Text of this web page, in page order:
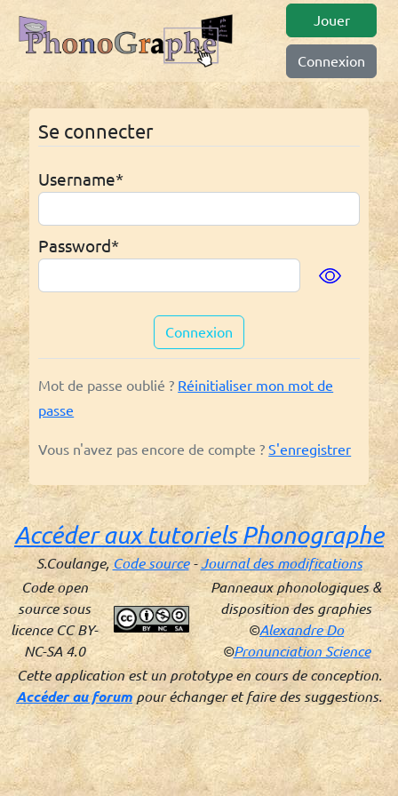
Jouer
Connexion
Se connecter
Username*
Password*
Connexion
Mot de passe oublié ? Réinitialiser mon mot de
passe
Vous n'avez pas encore de compte ?S'enregistrer
Accéder aux tutoriels Phonographe
S.Coulange, Code source-Journal des modifications
Code open
source sous
licence CC BY-
NC-SA 4.0
Panneaux phonologiques &
disposition des graphies
©Alexandre Do
©Pronunciation Science
Cette application est un prototype en cours de conception.
Accéder au forum pour échanger et faire des suggestions.